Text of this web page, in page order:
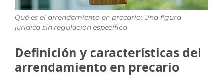
Qué es el arrendamiento en precario: Una figura
jurídica sin regulación específica
Definición y características del
arrendamiento en precario